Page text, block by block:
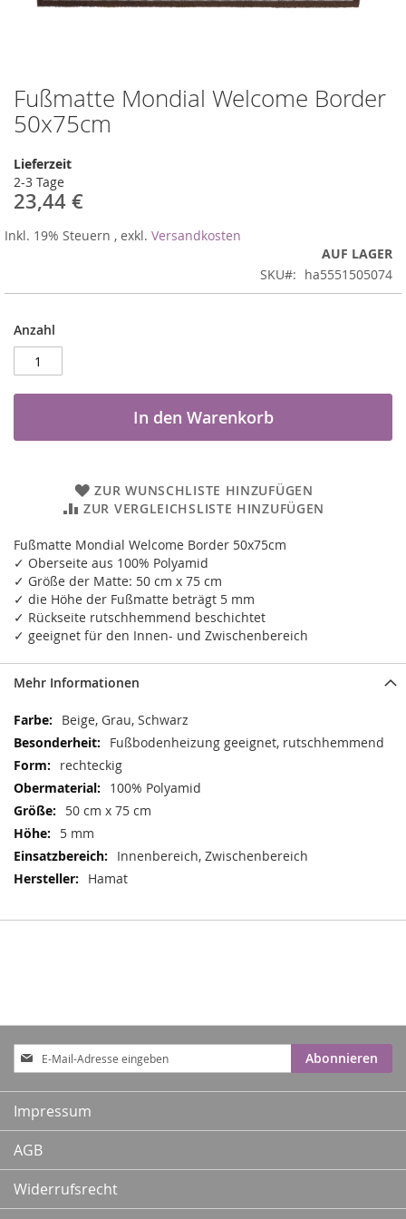
Fußmatte Mondial Welcome Border
50x75cm
Lieferzeit
2-3 Tage
23,44 €
Inkl. 19% Steuern , exkl. Versandkosten
AUF LAGER
SKU
ha5551505074
Anzahl
In den Warenkorb
ZUR WUNSCHLISTE HINZUFÜGEN
ZUR VERGLEICHSLISTE HINZUFÜGEN
Fußmatte Mondial Welcome Border 50x75cm
✓ Oberseite aus 100% Polyamid
✓ Größe der Matte: 50 cm x 75 cm
✓ die Höhe der Fußmatte beträgt 5 mm
✓ Rückseite rutschhemmend beschichtet
✓ geeignet für den Innen- und Zwischenbereich
Zum
Anfang
der
springen
Mehr Informationen
Mehr
Informationen
Beige, Grau, Schwarz
Fußbodenheizung geeignet, rutschhemmend
rechteckig
100% Polyamid
50 cm x 75 cm
5 mm
Innenbereich, Zwischenbereich
Hamat
Anmeldung
zum
Newsletter:
Abonnieren
Impressum
AGB
Widerrufsrecht